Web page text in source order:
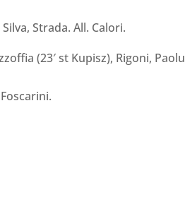
Strada. All. Calori.
(23′ st Kupisz), Rigoni,